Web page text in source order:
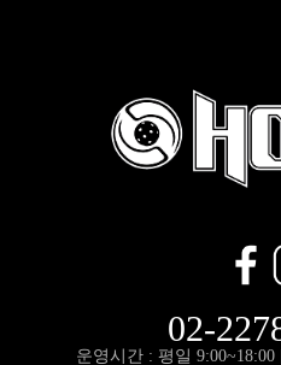
02-
운영시간 : 평일 9:00~18:00 |